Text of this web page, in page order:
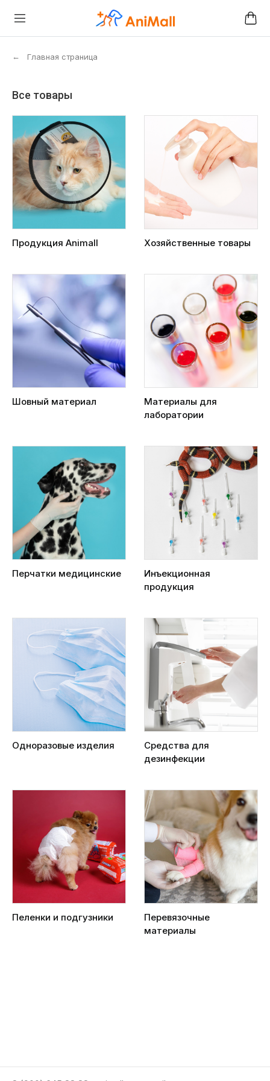
← Главная страница
Все товары
Продукция Animall Хозяйственные товары
Шовный материал
Материалы для
лаборатории
Перчатки медицинские
Инъекционная
продукция
Одноразовые изделия
Средства для
дезинфекции
Пеленки и подгузники
Перевязочные
материалы